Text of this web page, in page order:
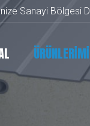
Sanayi Bölgesi